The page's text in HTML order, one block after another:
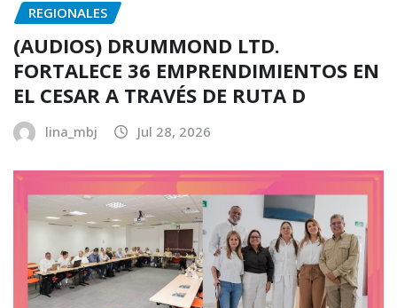
REGIONALES
(AUDIOS) DRUMMOND LTD.
FORTALECE 36 EMPRENDIMIENTOS EN
EL CESAR A TRAVÉS DE RUTA D
lina_mbj Jul 28, 2026